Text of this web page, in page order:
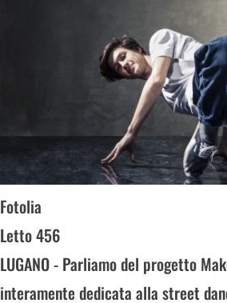
Fotolia
Letto 456
LUGANO - Parliamo del progetto
interamente dedicata alla street